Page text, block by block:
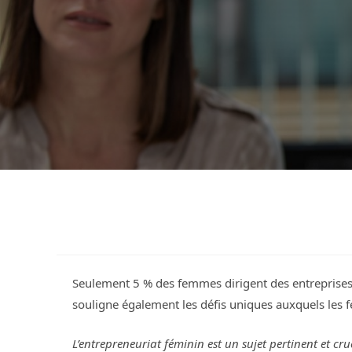
Seulement 5 % des femmes dirigent des
souligne également les défis uniques auxquels les
L’entrepreneuriat féminin est un sujet pertinent et